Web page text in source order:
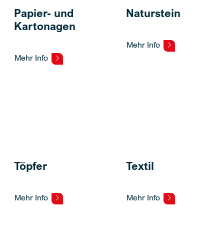
Papier- und
Kartonagen
Mehr Info
Naturstein
Mehr Info
Töpfer
Mehr Info
Textil
Mehr Info